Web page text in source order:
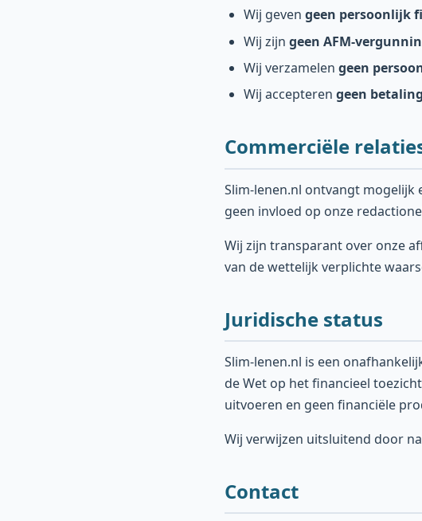
Wij geven geen persoonlijk
Wij zijn geen AFM-
Wij verzamelen geen
Wij accepteren geen
Commerciële
Slim-lenen.nl ontvangt mogelijk
geen invloed op onze
Wij zijn transparant over onze
van de wettelijk verplichte
Juridische status
Slim-lenen.nl is een
de Wet op het financieel
uitvoeren en geen financiële
Wij verwijzen uitsluitend door
Contact